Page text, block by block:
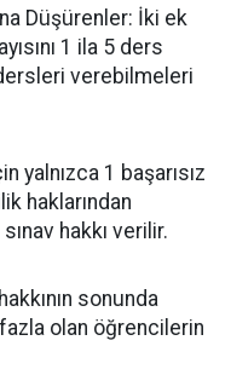
Düşürenler: İki ek
1 ila 5 ders
verebilmeleri
yalnızca 1 başarısız
haklarından
hakkı verilir.
sonunda
fazla olan öğrencilerin